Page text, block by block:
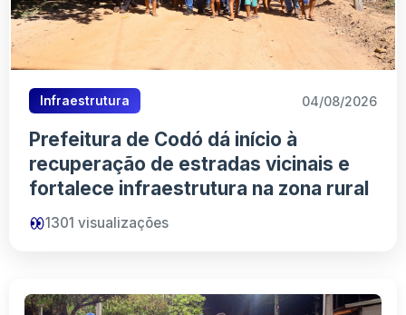
Infraestrutura 04/08/2026
Prefeitura de Codó dá início à
recuperação de estradas vicinais e
fortalece infraestrutura na zona rural
1301 visualizações